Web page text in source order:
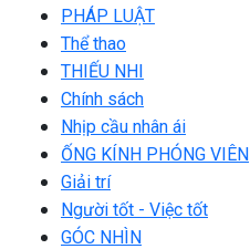
PHÁP LUẬT
Thể thao
THIẾU NHI
Chính sách
Nhịp cầu nhân ái
ỐNG KÍNH PHÓNG VIÊN
Giải trí
Người tốt - Việc tốt
GÓC NHÌN